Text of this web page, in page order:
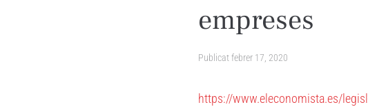
empreses
Publicatfebrer 17, 2020
https://www.eleconomista.es/